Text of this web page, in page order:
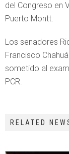
del Congreso en
Puerto Montt.
Los senadores
Francisco
sometido al
PCR.
RELATED